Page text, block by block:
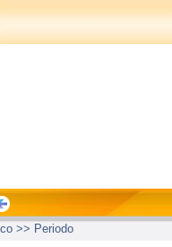
>> Periodo